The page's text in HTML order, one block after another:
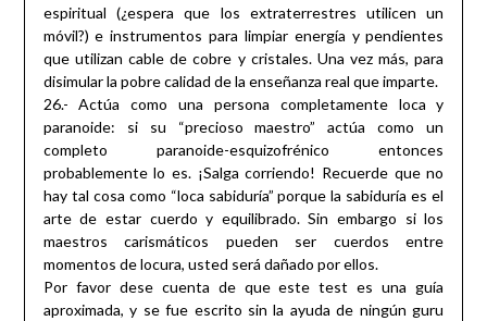
espiritual (¿espera que los extraterrestres utilicen un
móvil?) e instrumentos para limpiar energía y pendientes
que utilizan cable de cobre y cristales. Una vez más, para
disimular la pobre calidad de la enseñanza real que imparte.
26.- Actúa como una persona completamente loca y
paranoide: si su “precioso maestro” actúa como un
completo paranoide-esquizofrénico entonces
probablemente lo es. ¡Salga corriendo! Recuerde que no
hay tal cosa como “loca sabiduría” porque la sabiduría es el
arte de estar cuerdo y equilibrado. Sin embargo si los
maestros carismáticos pueden ser cuerdos entre
momentos de locura, usted será dañado por ellos.
Por favor dese cuenta de que este test es una guía
aproximada, y se fue escrito sin la ayuda de ningún guru